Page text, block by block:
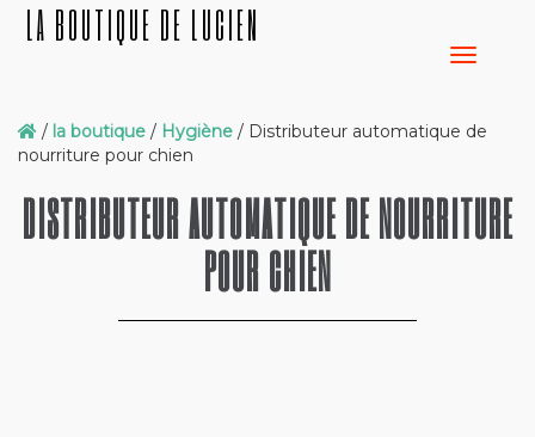
LA BOUTIQUE DE LUCIEN
/ la boutique / Hygiène / Distributeur automatique de
nourriture pour chien
DISTRIBUTEUR AUTOMATIQUE DE NOURRITURE
POUR CHIEN